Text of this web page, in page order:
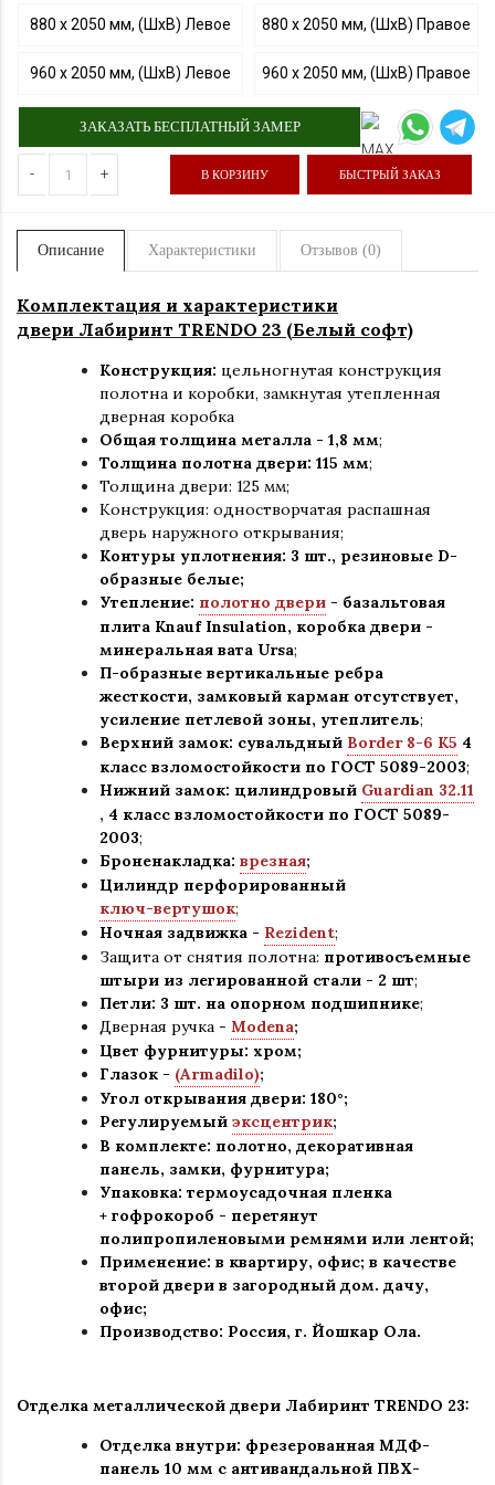
880 х 2050 мм, (ШхВ) Левое 880 х 2050 мм, (ШхВ) Правое
960 х 2050 мм, (ШхВ) Левое 960 х 2050 мм, (ШхВ) Правое
ЗАКАЗАТЬ БЕСПЛАТНЫЙ ЗАМЕР
- + В КОРЗИНУ БЫСТРЫЙ ЗАКАЗ
Описание Характеристики Отзывов (0)
Комплектация и характеристики
двери Лабиринт TRENDO 23 (Белый софт)
Конструкция: цельногнутая конструкция
полотна и коробки, замкнутая утепленная
дверная коробка
Общая толщина металла - 1,8 мм;
Толщина полотна двери: 115 мм;
Толщина двери: 125 мм;
Конструкция: одностворчатая распашная
дверь наружного открывания;
Контуры уплотнения: 3 шт., резиновые D-
образные белые;
Утепление: полотно двери - базальтовая
плита Knauf Insulation, коробка двери -
минеральная вата Ursa;
П-образные вертикальные ребра
жесткости, замковый карман отсутствует,
усиление петлевой зоны, утеплитель;
Верхний замок: сувальдный Border 8-6 K5 4
класс взломостойкости по ГОСТ 5089-2003;
Нижний замок: цилиндровый Guardian 32.11
, 4 класс взломостойкости по ГОСТ 5089-
2003;
Броненакладка: врезная;
Цилиндр перфорированный
ключ-вертушок;
Ночная задвижка - Rezident;
Защита от снятия полотна: противосъемные
штыри из легированной стали - 2 шт;
Петли: 3 шт. на опорном подшипнике;
Дверная ручка - Modena;
Цвет фурнитуры: хром;
Глазок - (Armadilo);
Угол открывания двери: 180°;
Регулируемый эксцентрик;
В комплекте: полотно, декоративная
панель, замки, фурнитура;
Упаковка: термоусадочная пленка
+ гофрокороб - перетянут
полипропиленовыми ремнями или лентой;
Применение: в квартиру, офис; в качестве
второй двери в загородный дом. дачу,
офис;
Производство: Россия, г. Йошкар Ола.
Отделка металлической двери Лабиринт TRENDO 23:
Отделка внутри: фрезерованная МДФ-
панель 10 мм с антивандальной ПВХ-